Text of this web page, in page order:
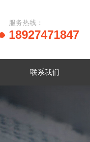
18927471847
服务热线：
联系我们